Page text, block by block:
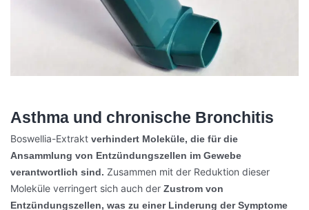
Asthma und chronische Bronchitis
Boswellia-Extrakt verhindert Moleküle, die für die
Ansammlung von Entzündungszellen im Gewebe
verantwortlich sind. Zusammen mit der Reduktion dieser
Moleküle verringert sich auch der Zustrom von
Entzündungszellen, was zu einer Linderung der Symptome